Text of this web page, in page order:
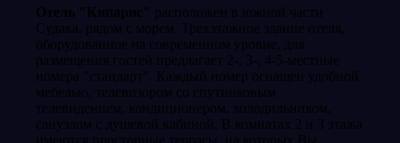
Отель "Кипарис" расположен в южной части
Судака, рядом с морем. Трехэтажное здание отеля,
оборудованное на современном уровне, для
размещения гостей предлагает 2-, 3-, 4-5-местные
номера "стандарт". Каждый номер оснащен удобной
мебелью, телевизором со спутниковым
телевидением, кондиционером, холодильником,
санузлом с душевой кабиной. В комнатах 2 и 3 этажа
имеются просторные террасы, на которых Вы